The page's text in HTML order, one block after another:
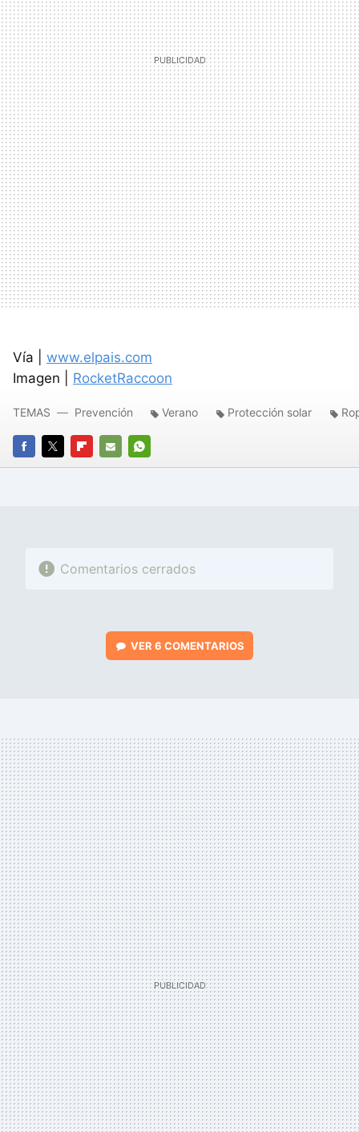
Vía | www.elpais.com
Imagen | RocketRaccoon
FACEBOOK
TWITTERFLIPBOARD
E-
WHATSAPP
TEMAS Prevención Verano Protección solar
Comentarios cerrados
VER 6 COMENTARIOS